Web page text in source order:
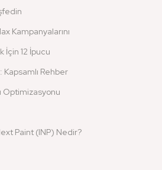
Kampanyalarını
İçin 12 İpucu
Rehber
Optimizasyonu
Paint (INP) Nedir?